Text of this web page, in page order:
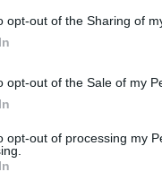
opt-out of the Sharing of
opt-out of the Sale of my
opt-out of processing my
11.07.2025 07:55